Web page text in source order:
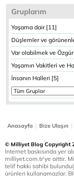
Gruplarım
Yaşama dair [11]
Düşlemler ve
Var olabilmek ve
Yaşamın Vakitleri ve
İnsanın Halleri [5]
Anasayfa | Bize Ulaşın |
© Milliyet Blog Copyright
İnternet baskısında yer
milliyet.com.tr'ye aittir.
telif hakkı sahibi
ürünleri kullanamazlar.